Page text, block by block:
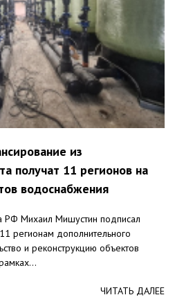
из
получат 11 регионов на
водоснабжения
РФ Михаил Мишустин подписал
регионам дополнительного
и реконструкцию объектов
ЧИТАТЬ ДАЛЕЕ